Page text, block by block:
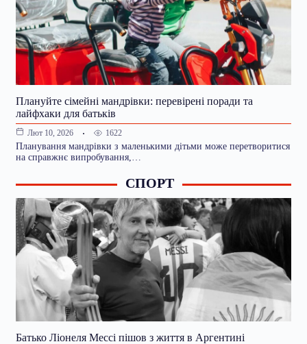
Плануйте сімейні мандрівки: перевірені поради та
лайфхаки для батьків
Лют 10, 2026 1622
Планування мандрівки з маленькими дітьми може перетворитися
на справжнє випробування,…
СПОРТ
Батько Ліонеля Мессі пішов з життя в Аргентині